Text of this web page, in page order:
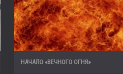
НАЧАЛО «ВЕЧНОГО ОГНЯ»